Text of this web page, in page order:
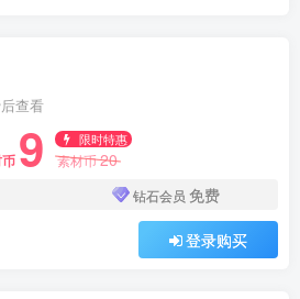
查看
9 限时特惠
素材币20
钻石会员 免费
登录购买